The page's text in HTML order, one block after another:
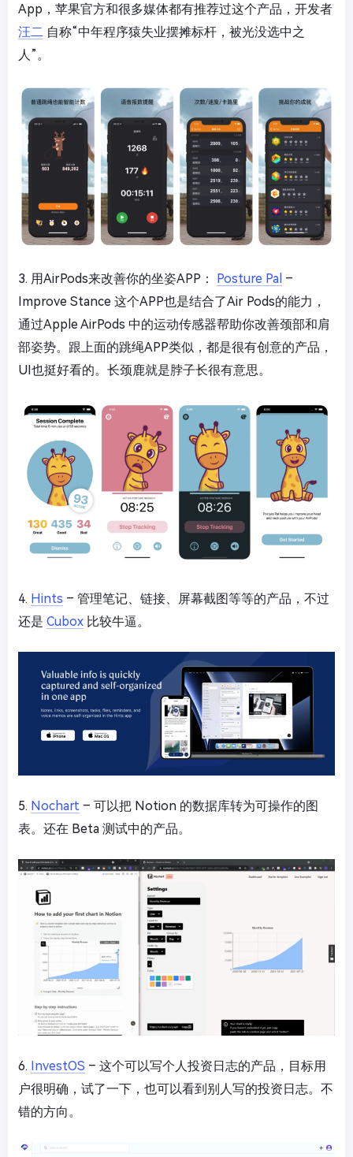
App，苹果官方和很多媒体都有推荐过这个产品，开发者
汪二 自称“中年程序猿失业摆摊标杆，被光没选中之
人”。
3. 用AirPods来改善你的坐姿APP： Posture Pal –
Improve Stance 这个APP也是结合了Air Pods的能力，
通过Apple AirPods 中的运动传感器帮助你改善颈部和肩
部姿势。跟上面的跳绳APP类似，都是很有创意的产品，
UI也挺好看的。长颈鹿就是脖子长很有意思。
4. Hints – 管理笔记、链接、屏幕截图等等的产品，不过
还是 Cubox 比较牛逼。
5. Nochart – 可以把 Notion 的数据库转为可操作的图
表。还在 Beta 测试中的产品。
6. InvestOS – 这个可以写个人投资日志的产品，目标用
户很明确，试了一下，也可以看到别人写的投资日志。不
错的方向。